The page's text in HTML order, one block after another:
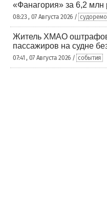
«Фанагория» за 6,2 млн
08:23 , 07 Августа 2026 /
Житель ХМАО
пассажиров на судне
07:41 , 07 Августа 2026 / события